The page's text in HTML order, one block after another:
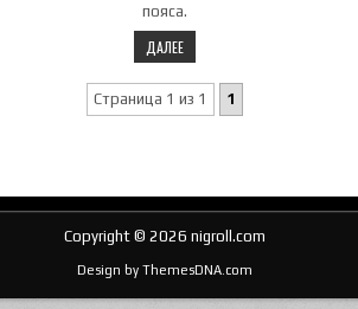
пояса.
ДАЛЕЕ
Страница 1 из 1 1
Copyright © 2026 nigroll.com
Design by ThemesDNA.com